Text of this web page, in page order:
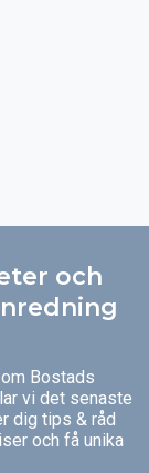
och
Bostads
vi det senaste
dig tips & råd
och få unika